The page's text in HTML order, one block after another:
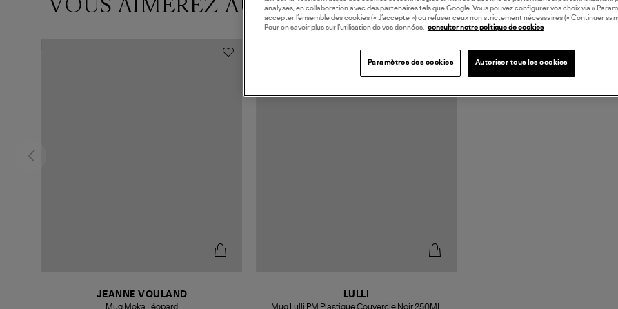
JEANNE VOULAND
Mug Moka Léopard
LULLI
Mug Lulli PM Plastique Couvercle Noir 250ML
analyses, en collaboration avec des partenaires tels que Google. Vous pouvez configurer vos choix via «
accepter l’ensemble des cookies (« J’accepte ») ou refuser ceux non strictement nécessaires (« Continuer
Pour en savoir plus sur l’utilisation de vos données, consulter notre politique de cookies
Paramètres des cookies Autoriser tous les cookies